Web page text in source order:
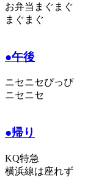
お弁当まぐまぐ
まぐまぐ
●午後
ニセニセぴっぴ
ニセニセ
●帰り
KQ特急
横浜線は座れず